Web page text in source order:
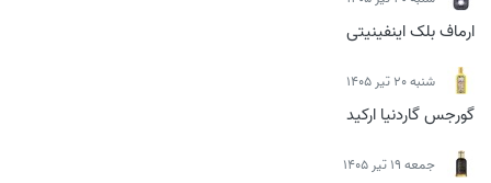
ارماف بلک اینفینیتی
شنبه 20 تیر 1405
گورجس گاردنیا ارکید
جمعه 19 تیر 1405